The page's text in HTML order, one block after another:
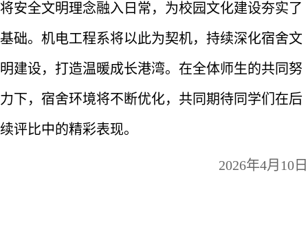
将安全文明理念融入日常，为校园文化建设夯实了
基础。机电工程系将以此为契机，持续深化宿舍文
明建设，打造温暖成长港湾。在全体师生的共同努
力下，宿舍环境将不断优化，共同期待同学们在后
续评比中的精彩表现。
2026年4月10日